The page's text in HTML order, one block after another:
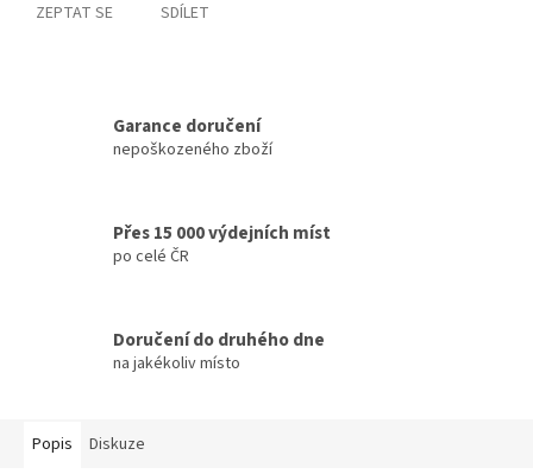
ZEPTAT SE SDÍLET
Garance doručení
nepoškozeného zboží
Přes 15 000 výdejních míst
po celé ČR
Doručení do druhého dne
na jakékoliv místo
Popis Diskuze